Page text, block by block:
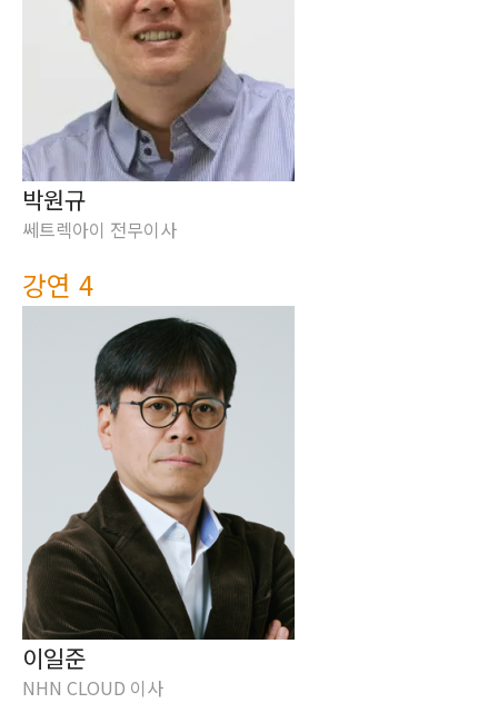
박원규
쎄트렉아이 전무이사
강연 4
이일준
NHN CLOUD 이사